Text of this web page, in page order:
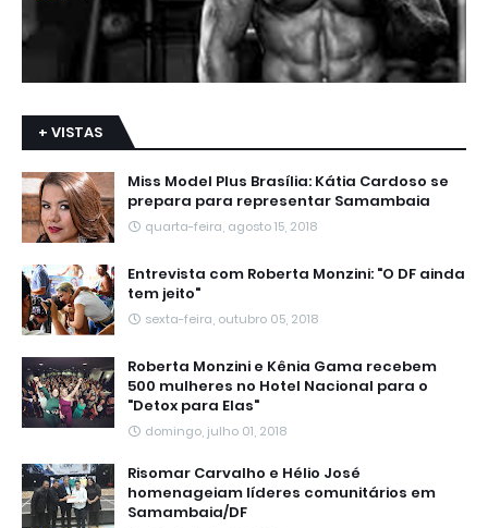
+ VISTAS
Miss Model Plus Brasília: Kátia Cardoso se
prepara para representar Samambaia
quarta-feira, agosto 15, 2018
Entrevista com Roberta Monzini: "O DF ainda
tem jeito"
sexta-feira, outubro 05, 2018
Roberta Monzini e Kênia Gama recebem
500 mulheres no Hotel Nacional para o
"Detox para Elas"
domingo, julho 01, 2018
Risomar Carvalho e Hélio José
homenageiam líderes comunitários em
Samambaia/DF